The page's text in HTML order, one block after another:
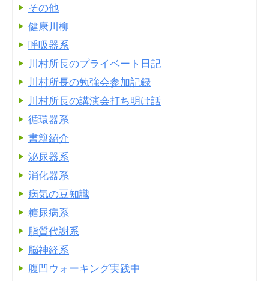
その他
健康川柳
呼吸器系
川村所長のプライベート日記
川村所長の勉強会参加記録
川村所長の講演会打ち明け話
循環器系
書籍紹介
泌尿器系
消化器系
病気の豆知識
糖尿病系
脂質代謝系
脳神経系
腹凹ウォーキング実践中